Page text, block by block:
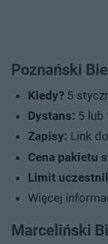
Poznański
Kiedy? 5
Dystans: 5 lub
Zapisy: Link
Cena pakietu
Limit
Więcej
Marceliński